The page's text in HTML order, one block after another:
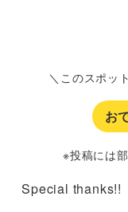
＼このスポッ
お
※投稿には
Special thanks!!